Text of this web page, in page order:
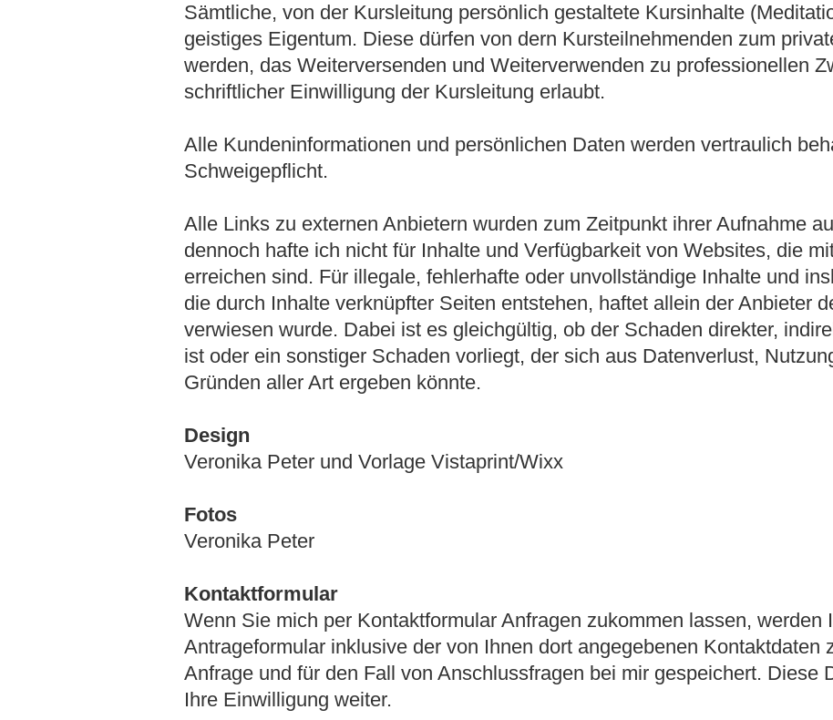
Sämtliche, von der Kursleitung persönlich gestaltete Kursinhalte
geistiges Eigentum. Diese dürfen von dern Kursteilnehmenden zum
werden, das Weiterversenden und Weiterverwenden zu professionellen
schriftlicher Einwilligung der Kursleitung erlaubt.
Alle Kundeninformationen und persönlichen Daten werden vertraulich
Schweigepflicht.
Alle Links zu externen Anbietern wurden zum Zeitpunkt ihrer Aufnahme
dennoch hafte ich nicht für Inhalte und Verfügbarkeit von Websites, die
erreichen sind. Für illegale, fehlerhafte oder unvollständige Inhalte und
die durch Inhalte verknüpfter Seiten entstehen, haftet allein der Anbieter
verwiesen wurde. Dabei ist es gleichgültig, ob der Schaden direkter,
ist oder ein sonstiger Schaden vorliegt, der sich aus Datenverlust,
Gründen aller Art ergeben könnte.
Design
Veronika Peter und Vorlage Vistaprint/Wixx
Fotos
Veronika Peter
Kontaktformular
Wenn Sie mich per Kontaktformular Anfragen zukommen lassen, werden
Antrageformular inklusive der von Ihnen dort angegebenen Kontaktdaten
Anfrage und für den Fall von Anschlussfragen bei mir gespeichert. Diese
Ihre Einwilligung weiter.